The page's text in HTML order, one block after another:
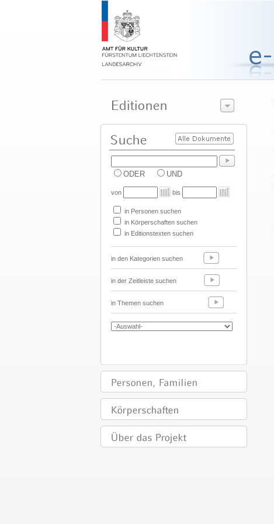
ODER UND
von bis
in Personen suchen
in Körperschaften suchen
in Editionstexten suchen
in den Kategorien suchen
in der Zeitleiste suchen
in Themen suchen